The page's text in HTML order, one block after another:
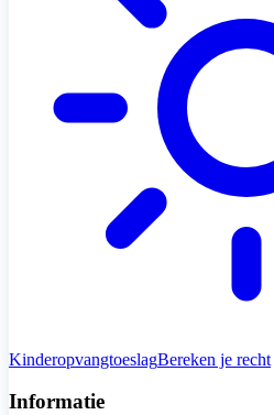
KinderopvangtoeslagBereken je recht
Informatie